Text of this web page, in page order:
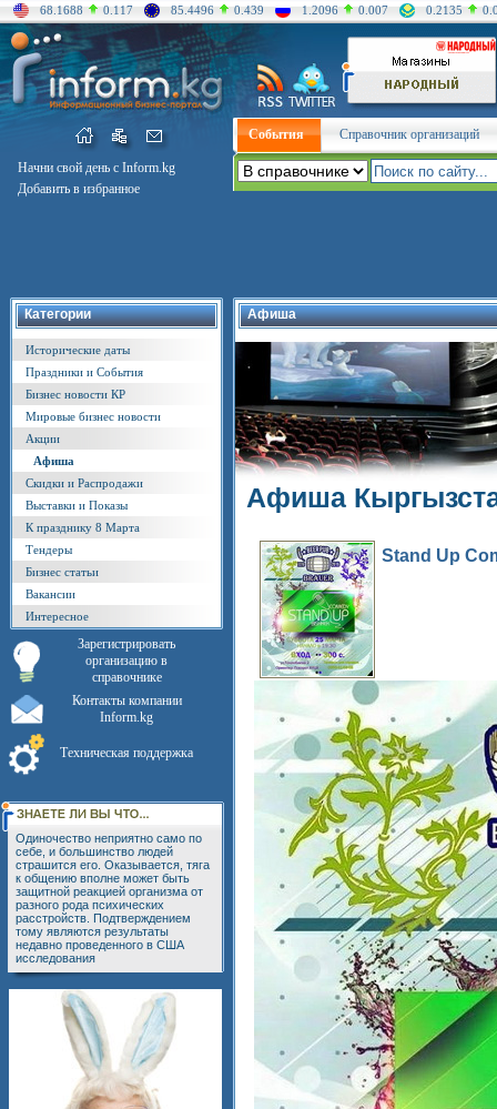
68.1688 0.117 85.4496 0.439 1.2096 0.007 0.2135
Начни свой день с Inform.kg
Добавить в избранное
События Справочник организаций
Категории
Исторические даты
Праздники и События
Бизнес новости КР
Мировые бизнес новости
Акции
Афиша
Скидки и Распродажи
Выставки и Показы
К празднику 8 Марта
Тендеры
Бизнес статьи
Вакансии
Интересное
Зарегистрировать
организацию в
справочнике
Контакты компании
Inform.kg
Техническая поддержка
Одиночество неприятно само по
себе, и большинство людей
страшится его. Оказывается, тяга
к общению вполне может быть
защитной реакцией организма от
разного рода психических
расстройств. Подтверждением
тому являются результаты
недавно проведенного в США
исследования
Афиша
Афиша
Stand Up